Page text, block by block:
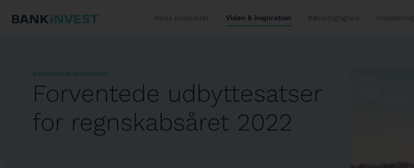
Vores produkter Viden & inspiration Bæredygtighed Investering
BankInvest-produkter
Forventede udbyttesatser
for regnskabsåret 2022